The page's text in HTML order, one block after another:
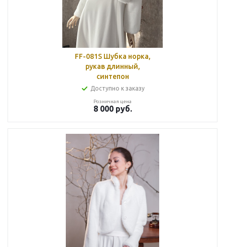
FF-081S Шубка норка,
рукав длинный,
синтепон
Доступно к заказу
Розничная цена
8 000руб.